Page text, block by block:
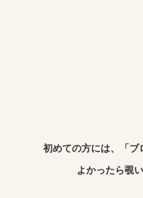
初めての方には、「ブ
よかったら覗